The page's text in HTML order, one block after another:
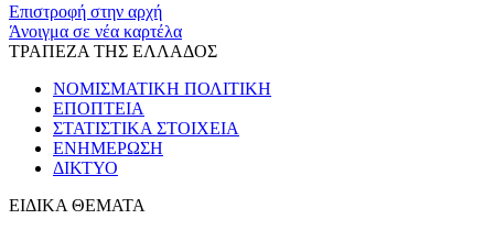
Επιστροφή στην αρχή
Άνοιγμα σε νέα καρτέλα
ΤΡΑΠΕΖΑ ΤΗΣ ΕΛΛΑΔΟΣ
ΝΟΜΙΣΜΑΤΙΚΗ ΠΟΛΙΤΙΚΗ
ΕΠΟΠΤΕΙΑ
ΣΤΑΤΙΣΤΙΚΑ ΣΤΟΙΧΕΙΑ
ΕΝΗΜΕΡΩΣΗ
ΔΙΚΤΥΟ
ΕΙΔΙΚΑ ΘΕΜΑΤΑ